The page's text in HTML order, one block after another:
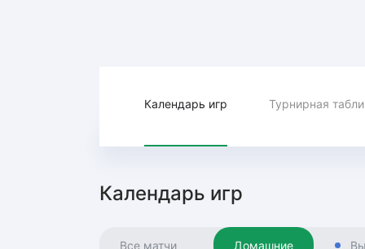
Торпедо
Динамо Мн
Динамо М
Текстовые
Календарь игр Турнирная
Календарь игр
Все матчи Домашние